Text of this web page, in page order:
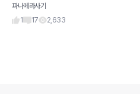
장들이 많이 발생하는걸 유투브에서 봤는데 독삼사는 급발진이 없는건가요? 아님 현대에
비해서 건수가 없는건
파나메라사기
1
17 2,633